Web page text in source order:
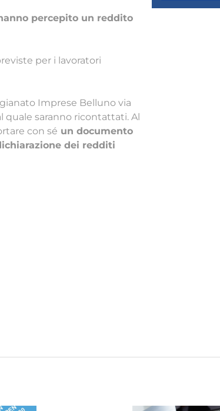
percepito un reddito
per i lavoratori
Imprese Belluno via
quale saranno ricontattati. Al
con sé un documento
dei redditi